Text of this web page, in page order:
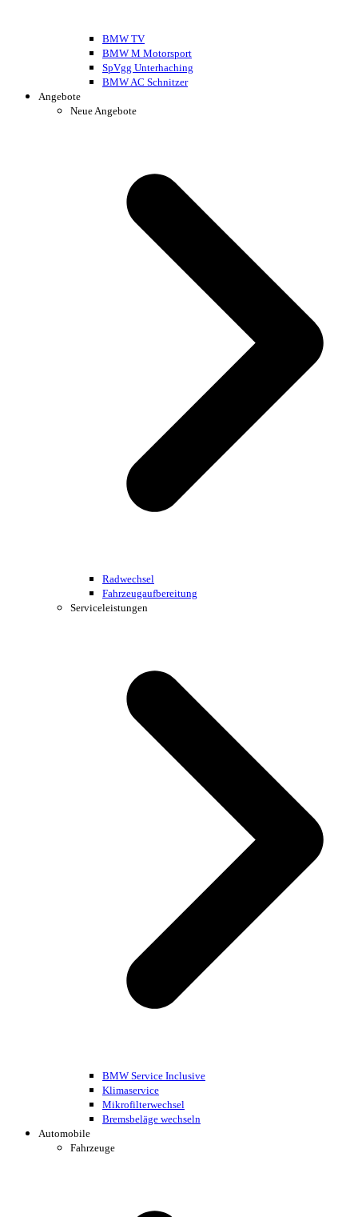
BMW TV
BMW M Motorsport
SpVgg Unterhaching
BMW AC Schnitzer
Angebote
Neue Angebote
Radwechsel
Fahrzeugaufbereitung
Serviceleistungen
BMW Service Inclusive
Klimaservice
Mikrofilterwechsel
Bremsbeläge wechseln
Automobile
Fahrzeuge